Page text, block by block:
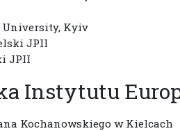
University, Kyiv
JPII
JPII
Instytutu
Kochanowskiego w Kielcach